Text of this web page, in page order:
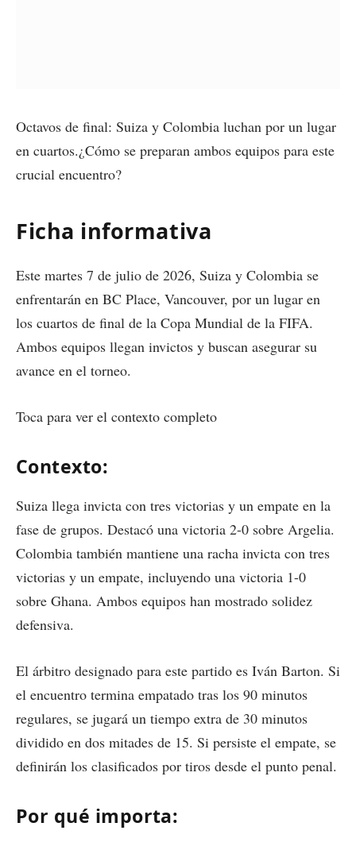
Octavos de final: Suiza y Colombia luchan por un lugar
en cuartos.¿Cómo se preparan ambos equipos para este
crucial encuentro?
Ficha informativa
Este martes 7 de julio de 2026, Suiza y Colombia se
enfrentarán en BC Place, Vancouver, por un lugar en
los cuartos de final de la Copa Mundial de la FIFA.
Ambos equipos llegan invictos y buscan asegurar su
avance en el torneo.
Toca para ver el contexto completo
Contexto:
Suiza llega invicta con tres victorias y un empate en la
fase de grupos. Destacó una victoria 2-0 sobre Argelia.
Colombia también mantiene una racha invicta con tres
victorias y un empate, incluyendo una victoria 1-0
sobre Ghana. Ambos equipos han mostrado solidez
defensiva.
El árbitro designado para este partido es Iván Barton. Si
el encuentro termina empatado tras los 90 minutos
regulares, se jugará un tiempo extra de 30 minutos
dividido en dos mitades de 15. Si persiste el empate, se
definirán los clasificados por tiros desde el punto penal.
Por qué importa: